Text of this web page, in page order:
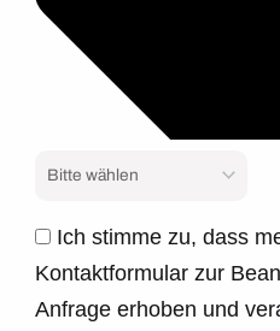
Ich stimme zu, dass
Kontaktformular zur
Anfrage erhoben und